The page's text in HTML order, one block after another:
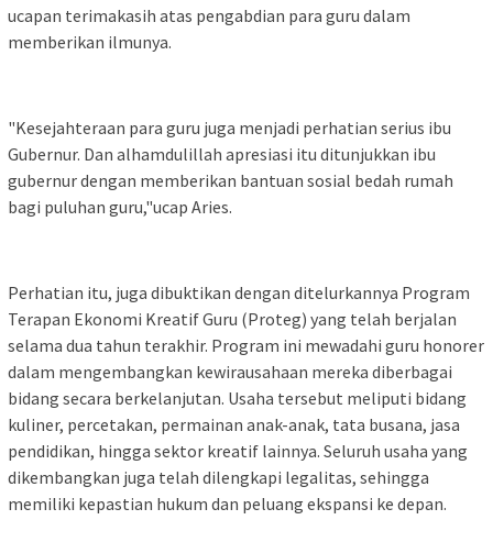
ucapan terimakasih atas pengabdian para guru dalam
memberikan ilmunya.
"Kesejahteraan para guru juga menjadi perhatian serius ibu
Gubernur. Dan alhamdulillah apresiasi itu ditunjukkan ibu
gubernur dengan memberikan bantuan sosial bedah rumah
bagi puluhan guru,"ucap Aries.
Perhatian itu, juga dibuktikan dengan ditelurkannya Program
Terapan Ekonomi Kreatif Guru (Proteg) yang telah berjalan
selama dua tahun terakhir. Program ini mewadahi guru honorer
dalam mengembangkan kewirausahaan mereka diberbagai
bidang secara berkelanjutan. Usaha tersebut meliputi bidang
kuliner, percetakan, permainan anak-anak, tata busana, jasa
pendidikan, hingga sektor kreatif lainnya. Seluruh usaha yang
dikembangkan juga telah dilengkapi legalitas, sehingga
memiliki kepastian hukum dan peluang ekspansi ke depan.